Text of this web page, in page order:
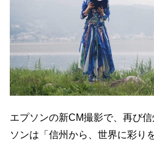
エプソンの新CM撮影で、再び
ソンは「信州から、世界に彩り